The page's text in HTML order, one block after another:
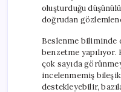
oluşturduğu
doğrudan
Beslenme biliminde
benzetme
çok sayıda
incelenmemiş bileşik
destekleyebilir,